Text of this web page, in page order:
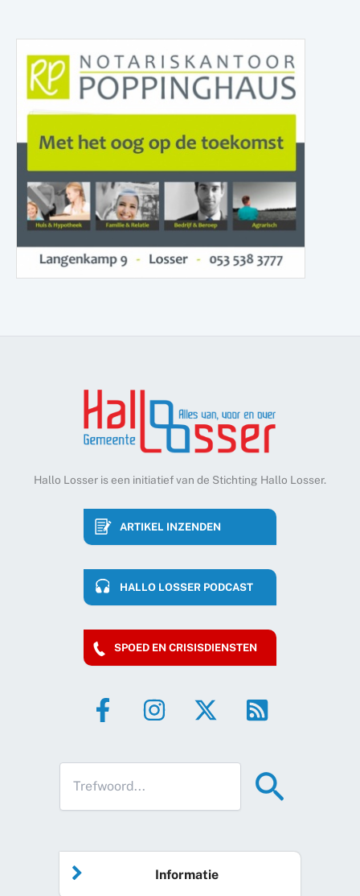
Hallo Losser is een initiatief van de Stichting Hallo Losser.
ARTIKEL INZENDEN
HALLO LOSSER PODCAST
SPOED EN CRISISDIENSTEN
Informatie